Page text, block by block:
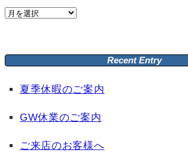
Archive
Recent Entry
夏季休暇のご案内
GW休業のご案内
ご来店のお客様へ